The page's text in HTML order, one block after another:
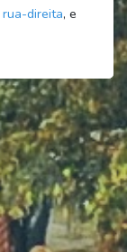
rua-direita, e